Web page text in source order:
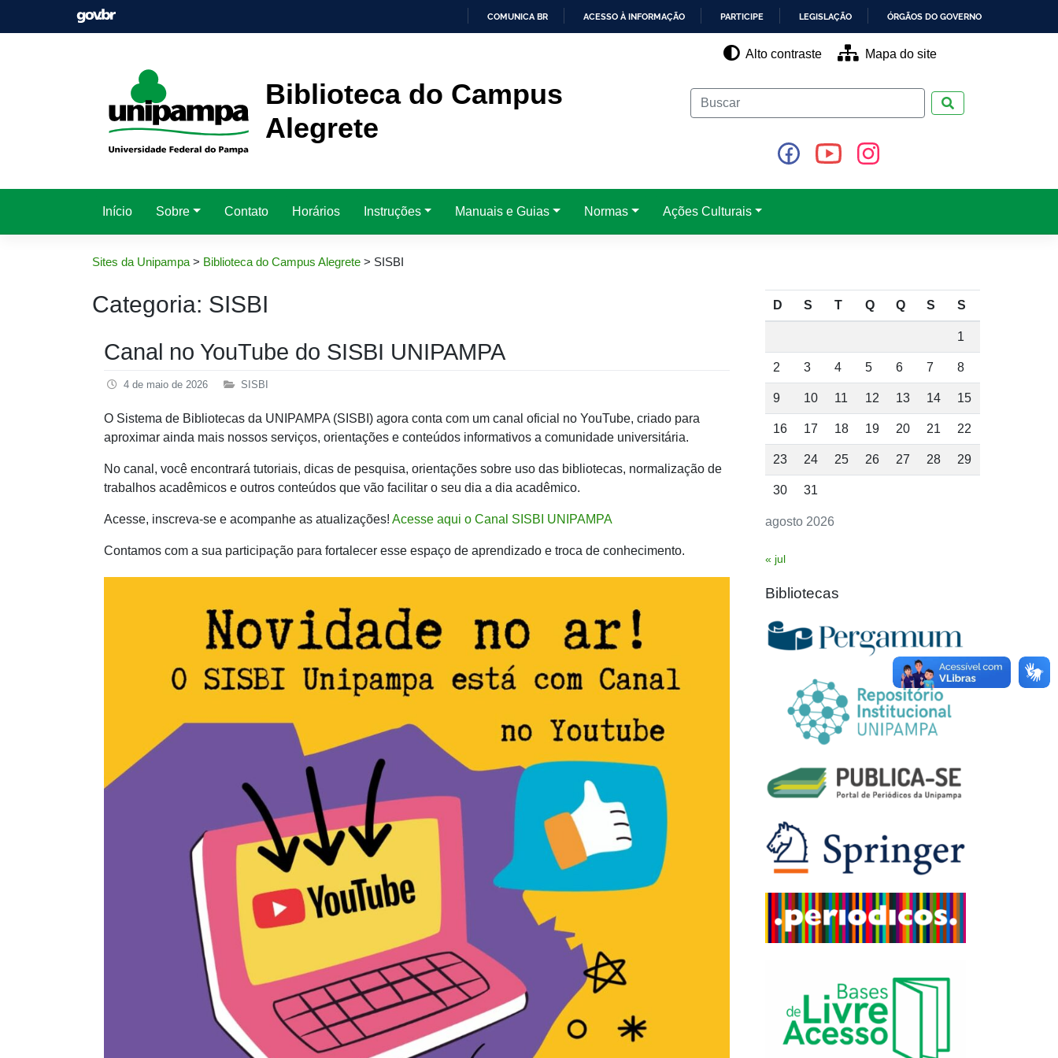
COMUNICA BR ACESSO À INFORMAÇÃO PARTICIPE LEGISLAÇÃO ÓRGÃOS DO GOVERNO
Biblioteca do Campus
Alegrete
Alto contraste Mapa do site
Início Sobre Contato Horários Instruções Manuais e Guias Normas Ações Culturais
Sites da Unipampa> Biblioteca do Campus Alegrete > SISBI
Categoria: SISBI
Canal no YouTube do SISBI UNIPAMPA
4 de maio de 2026 SISBI
O Sistema de Bibliotecas da UNIPAMPA (SISBI) agora conta com um canal oficial no YouTube, criado para
aproximar ainda mais nossos serviços, orientações e conteúdos informativos a comunidade universitária.
No canal, você encontrará tutoriais, dicas de pesquisa, orientações sobre uso das bibliotecas, normalização de
trabalhos acadêmicos e outros conteúdos que vão facilitar o seu dia a dia acadêmico.
Acesse, inscreva-se e acompanhe as atualizações! Acesse aqui o Canal SISBI UNIPAMPA
Contamos com a sua participação para fortalecer esse espaço de aprendizado e troca de conhecimento.
agosto 2026
D S T Q Q S S
1
2 3 4 5 6 7 8
9 10 11 12 13 14 15
16 17 18 19 20 21 22
23 24 25 26 27 28 29
30 31
« jul
Bibliotecas